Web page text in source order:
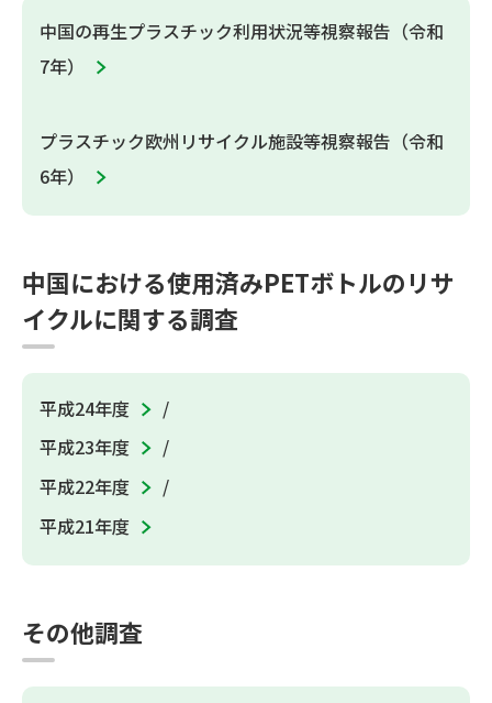
中国の再生プラスチック利用状況等視察報告（令和
7年）
プラスチック欧州リサイクル施設等視察報告（令和
6年）
中国における使用済みPETボトルのリサ
イクルに関する調査
平成24年度
平成23年度
平成22年度
平成21年度
その他調査